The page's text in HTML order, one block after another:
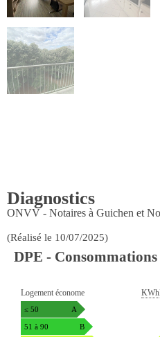
Diagnostics
ONVV - Notaires à Guichen et
(Réalisé le 10/07/2025)
DPE - Consommations
Logement économe
≤ 50 A
51 à 90 B